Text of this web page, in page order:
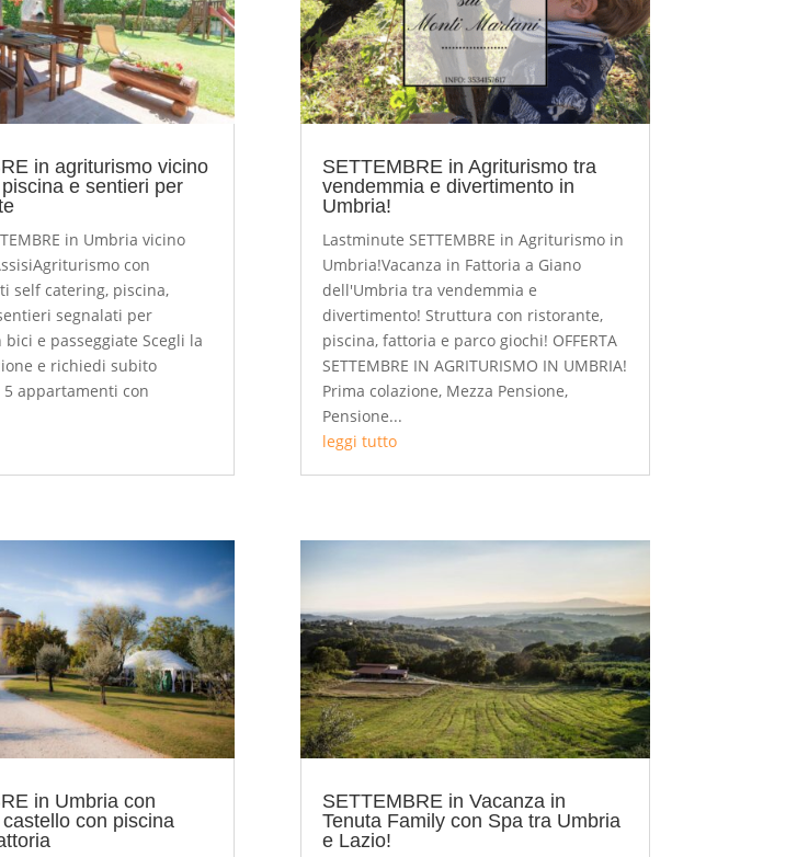
in agriturismo vicino
e sentieri per
in Umbria vicino
con
self catering, piscina,
segnalati per
e passeggiate Scegli la
e richiedi subito
appartamenti con
in Umbria con
con piscina
SETTEMBRE in Agriturismo tra
vendemmia e divertimento in
Umbria!
Lastminute SETTEMBRE in Agriturismo in
Umbria!Vacanza in Fattoria a Giano
dell'Umbria tra vendemmia e
divertimento! Struttura con ristorante,
piscina, fattoria e parco giochi! OFFERTA
SETTEMBRE IN AGRITURISMO IN UMBRIA!
Prima colazione, Mezza Pensione,
Pensione...
leggi tutto
SETTEMBRE in Vacanza in
Tenuta Family con Spa tra Umbria
e Lazio!